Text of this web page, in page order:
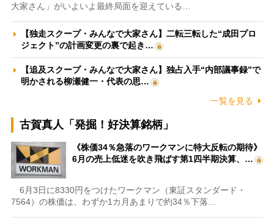
大家さん」がいよいよ最終局面を迎えている…
【独走スクープ・みんなで大家さん】二転三転した“成田プロ
ジェクト”の計画変更の裏で起き…
【追及スクープ・みんなで大家さん】独占入手“内部議事録”で
明かされる柳瀬健一・代表の思…
一覧を見る
古賀真人「発掘！好決算銘柄」
《株価34％急落のワークマンに特大反転の期待》
6月の売上低迷を吹き飛ばす第1四半期決算、…
6月3日に8330円をつけたワークマン（東証スタンダード・
7564）の株価は、わずか1カ月あまりで約34％下落…